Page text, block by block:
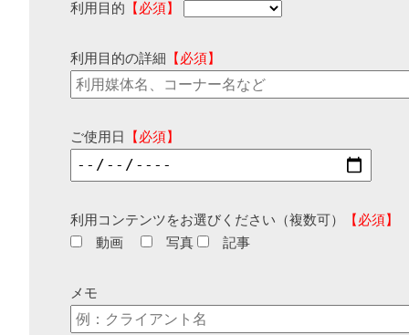
利用目的 【必須】
利用目的の詳細 【必須】
ご使用日 【必須】
利用コンテンツをお選びください（複数可）
【必須】
動画
写真 記事
メモ